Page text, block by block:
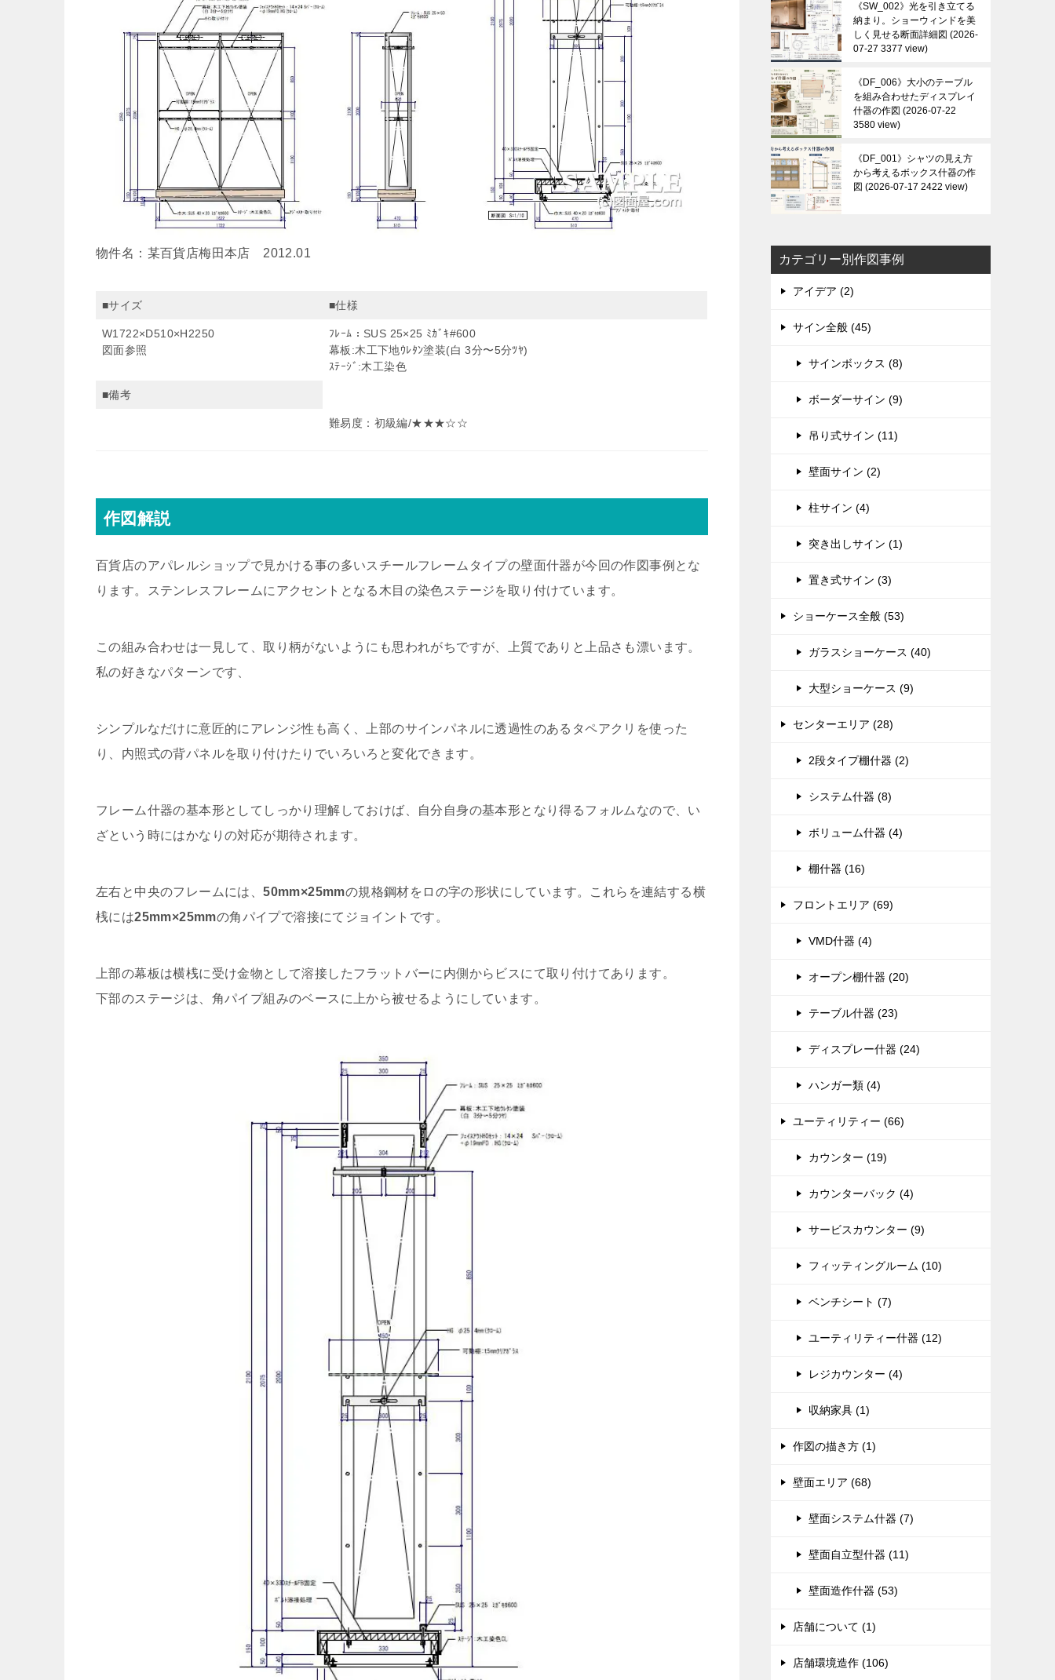
物件名：某百貨店梅田本店 2012.01
■サイズ ■仕様
W1722×D510×H2250
図面参照
ﾌﾚｰﾑ：SUS 25×25 ﾐｶﾞｷ#600
幕板:木工下地ｳﾚﾀﾝ塗装(白 3分〜5分ﾂﾔ)
ｽﾃｰｼﾞ:木工染色
■備考
難易度：初級編/★★★☆☆
作図解説
百貨店のアパレルショップで見かける事の多いスチールフレームタイプの壁面什器が今回の作図事例とな
ります。ステンレスフレームにアクセントとなる木目の染色ステージを取り付けています。
この組み合わせは一見して、取り柄がないようにも思われがちですが、上質でありと上品さも漂います。
私の好きなパターンです、
シンプルなだけに意匠的にアレンジ性も高く、上部のサインパネルに透過性のあるタペアクリを使った
り、内照式の背パネルを取り付けたりでいろいろと変化できます。
フレーム什器の基本形としてしっかり理解しておけば、自分自身の基本形となり得るフォルムなので、い
ざという時にはかなりの対応が期待されます。
左右と中央のフレームには、50mm×25mmの規格鋼材をロの字の形状にしています。これらを連結する横
桟には25mm×25mmの角パイプで溶接にてジョイントです。
上部の幕板は横桟に受け金物として溶接したフラットバーに内側からビスにて取り付けてあります。
下部のステージは、角パイプ組みのベースに上から被せるようにしています。
《SW_002》光を引き立てる
納まり。ショーウィンドを美
しく見せる断面詳細図
2026-
07-27 3377 view
《DF_006》大小のテーブル
を組み合わせたディスプレイ
什器の作図
2026-07-22
3580 view
《DF_001》シャツの見え方
から考えるボックス什器の作
図
2026-07-17 2422 view
カテゴリー別作図事例
アイデア (2)
サイン全般 (45)
サインボックス (8)
ボーダーサイン (9)
吊り式サイン (11)
壁面サイン (2)
柱サイン (4)
突き出しサイン (1)
置き式サイン (3)
ショーケース全般 (53)
ガラスショーケース (40)
大型ショーケース (9)
センターエリア (28)
2段タイプ棚什器 (2)
システム什器 (8)
ボリューム什器 (4)
棚什器 (16)
フロントエリア (69)
VMD什器 (4)
オープン棚什器 (20)
テーブル什器 (23)
ディスプレー什器 (24)
ハンガー類 (4)
ユーティリティー (66)
カウンター (19)
カウンターバック (4)
サービスカウンター (9)
フィッティングルーム (10)
ベンチシート (7)
ユーティリティー什器 (12)
レジカウンター (4)
収納家具 (1)
作図の描き方 (1)
壁面エリア (68)
壁面システム什器 (7)
壁面自立型什器 (11)
壁面造作什器 (53)
店舗について (1)
店舗環境造作 (106)